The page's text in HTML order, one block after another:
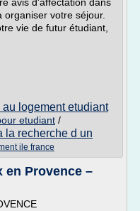
votre séjour.
vie de futur étudiant,
logement etudiant
etudiant /
la recherche d un
ile france
en Provence –